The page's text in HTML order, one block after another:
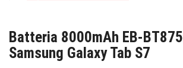
Batteria 8000mAh EB-
Samsung Galaxy Tab S7